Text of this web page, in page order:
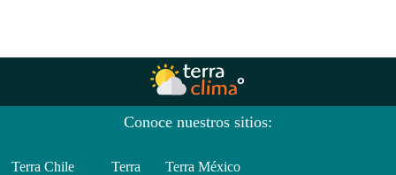
Conoce nuestros sitios:
Terra Chile Terra Terra México